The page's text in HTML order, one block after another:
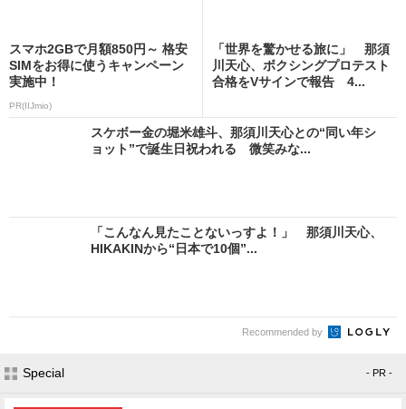
スマホ2GBで月額850円～ 格安
SIMをお得に使うキャンペーン
実施中！
PR(IIJmio)
「世界を驚かせる旅に」 那須
川天心、ボクシングプロテスト
合格をVサインで報告 4...
スケボー金の堀米雄斗、那須川天心との“同い年シ
ョット”で誕生日祝われる 微笑みな...
「こんなん見たことないっすよ！」 那須川天心、
HIKAKINから“日本で10個”...
Recommended by
Special - PR -